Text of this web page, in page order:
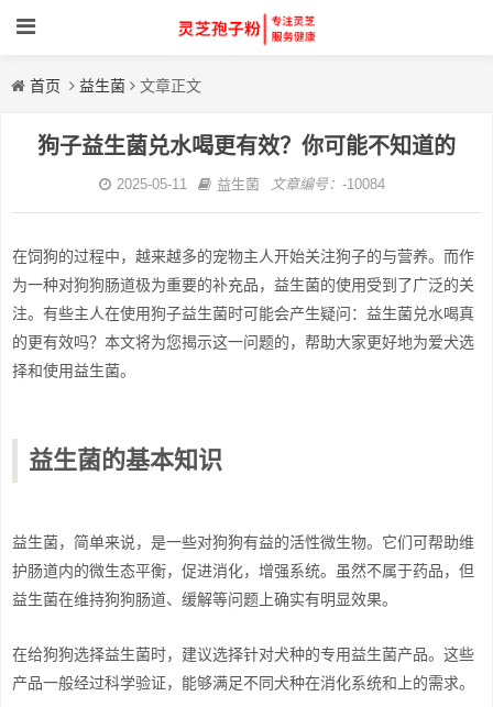
首页 益生菌 文章正文
狗子益生菌兑水喝更有效？你可能不知道的
2025-05-11 益生菌 文章编号： -10084
在饲狗的过程中，越来越多的宠物主人开始关注狗子的与营养。而作
为一种对狗狗肠道极为重要的补充品，益生菌的使用受到了广泛的关
注。有些主人在使用狗子益生菌时可能会产生疑问：益生菌兑水喝真
的更有效吗？本文将为您揭示这一问题的，帮助大家更好地为爱犬选
择和使用益生菌。
益生菌的基本知识
益生菌，简单来说，是一些对狗狗有益的活性微生物。它们可帮助维
护肠道内的微生态平衡，促进消化，增强系统。虽然不属于药品，但
益生菌在维持狗狗肠道、缓解等问题上确实有明显效果。
在给狗狗选择益生菌时，建议选择针对犬种的专用益生菌产品。这些
产品一般经过科学验证，能够满足不同犬种在消化系统和上的需求。